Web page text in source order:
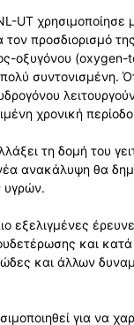
UT χρησιμοποίησε
προσδιορισμό
οξυγόνου
συντονισμένη.
χρονική
τη δομή του
ανακάλυψη θα
υγρών.
εξελιγμένες
και
και άλλων
για να